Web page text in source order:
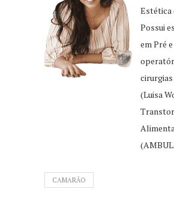
Estética
Possui
em Pré
(Luisa
CAMARÃO